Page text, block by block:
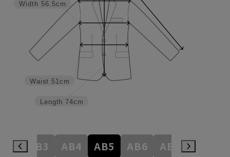
Length 74cm
Waist 51cm
Width 56.5cm
A8 AB3 AB4 AB5 AB6 AB7 AB8